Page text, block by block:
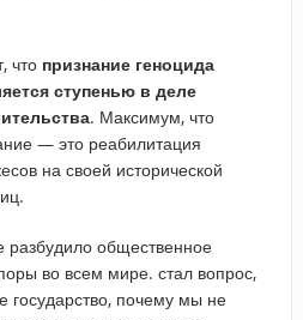
что признание геноцида
ступенью в деле
. Максимум, что
— это реабилитация
на своей исторической
общественное
во всем мире. стал вопрос,
государство, почему мы не